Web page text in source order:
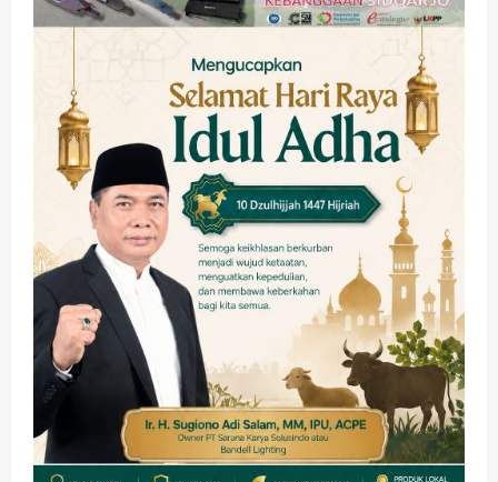
Ekonomi Hiburan Pemerintahan
HOT NEWS: Ribuan Warga Wage
Tumplek Blek di Bazar Rakyat Jalan
Jambu, Borong Kuliner UMKM Sambil
Nonton Jaranan!
wartanusa 4 Agustus 2026
4
Keagamaan Pemerintahan
Pemkab Sidoarjo & Muhammadiyah
Sinergi Permudah Perizinan, Wakaf,
hingga Hibah
wartanusa 4 Agustus 2026
5
Keagamaan Pemerintahan
Hadir di Pengajian Qurrota A’yun,
Wabup Sidoarjo Minta Doa Jamaah
Agar Tetap Amanah Memimpin
wartanusa 4 Agustus 2026
Kesehatan Pembangunan
Pemerintahan